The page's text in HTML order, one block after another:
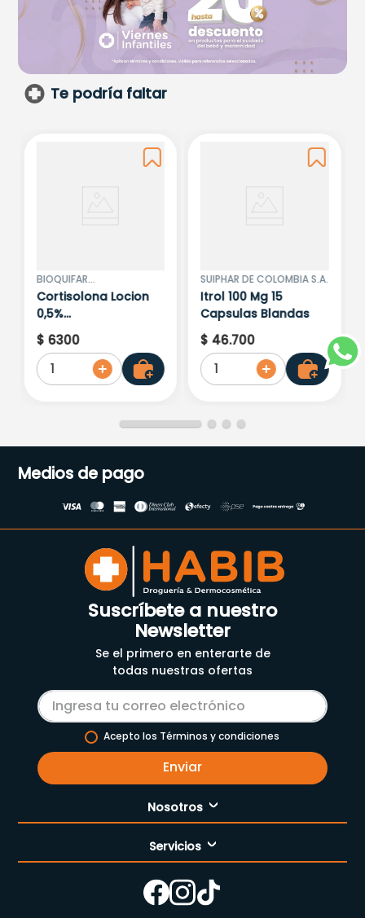
Te podría faltar
BIOQUIFAR
PHARMACEUTICA S.A.
Cortisolona Locion
0,5%
(Hidrocortisona) X
30 ml
$ 6300
1
SUIPHAR DE COLOMBIA S.A.
Itrol 100 Mg 15
Capsulas Blandas
$ 46.700
1
Medios de pago
Suscríbete a nuestro
Newsletter
Se el primero en enterarte de
todas nuestras ofertas
Acepto los Términos y condiciones
Enviar
Nosotros
Nuestra empresa
Cómo comprar
Nuestras tiendas
Servicios
Enfermería